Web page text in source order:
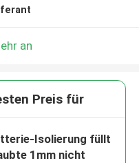
an
Preis für
Isolierung füllt
1mm nicht